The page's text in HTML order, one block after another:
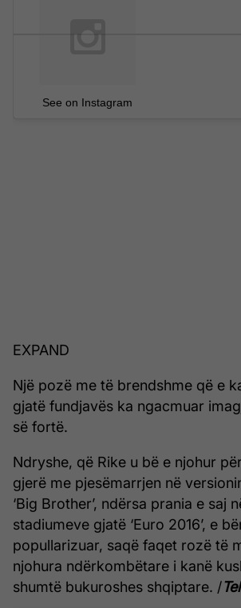
See on Instagram
EXPAND
Një pozë me të brendshme që e
gjatë fundjavës ka ngacmuar
së fortë.
Ndryshe, që Rike u bë e njohur
gjerë me pjesëmarrjen në
‘Big Brother’, ndërsa prania e saj
stadiumeve gjatë ‘Euro 2016’, e
popullarizuar, saqë faqet rozë të
njohura ndërkombëtare i kanë
shumtë bukuroshes shqiptare. /